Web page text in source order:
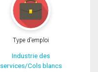
Type d'emploi
Industrie des
services/Cols blancs